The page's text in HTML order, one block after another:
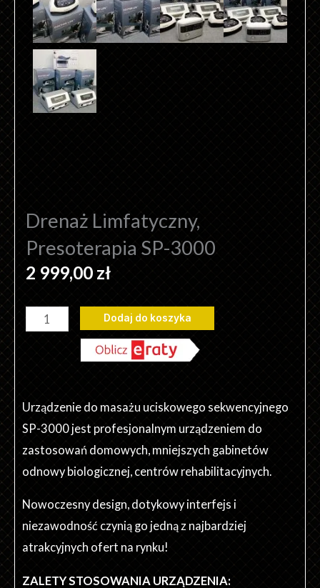
Drenaż Limfatyczny,
Presoterapia SP-3000
2 999,00 zł
ilość
Limfatyczny,
SP-
3000
Dodaj do koszyka
Urządzenie do masażu uciskowego sekwencyjnego
SP-3000 jest profesjonalnym urządzeniem do
zastosowań domowych, mniejszych gabinetów
odnowy biologicznej, centrów rehabilitacyjnych.
Nowoczesny design, dotykowy interfejs i
niezawodność czynią go jedną z najbardziej
atrakcyjnych ofert na rynku!
ZALETY STOSOWANIA URZĄDZENIA: